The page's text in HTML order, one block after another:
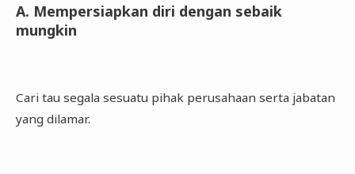
A. Mempersiapkan diri dengan sebaik
mungkin
Cari tau segala sesuatu pihak perusahaan serta jabatan
yang dilamar.